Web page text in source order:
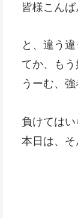
皆様こん
と、違う違
てか、もう
うーむ、強
負けてはい
本日は、そ